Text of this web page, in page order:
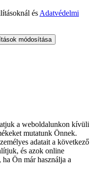
és Adatvédelmi
módosítása
a weboldalunkon kívüli
mutatunk Önnek.
adatait a következő
és azok online
Ön már használja a